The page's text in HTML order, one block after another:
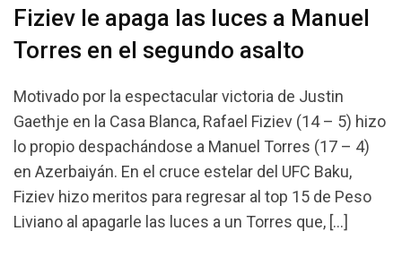
Fiziev le apaga las luces a Manuel
Torres en el segundo asalto
Motivado por la espectacular victoria de Justin
Gaethje en la Casa Blanca, Rafael Fiziev (14 – 5) hizo
lo propio despachándose a Manuel Torres (17 – 4)
en Azerbaiyán. En el cruce estelar del UFC Baku,
Fiziev hizo meritos para regresar al top 15 de Peso
Liviano al apagarle las luces a un Torres que, […]